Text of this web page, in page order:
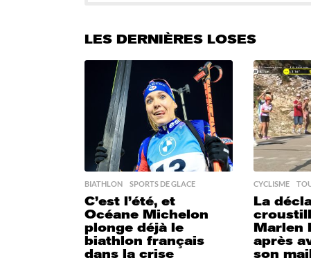
LES DERNIÈRES LOSES
BIATHLON ,SPORTS DE GLACE
C’est l’été, et
Océane Michelon
plonge déjà le
biathlon français
dans la crise
CYCLISME ,
La
Marlen
après
son